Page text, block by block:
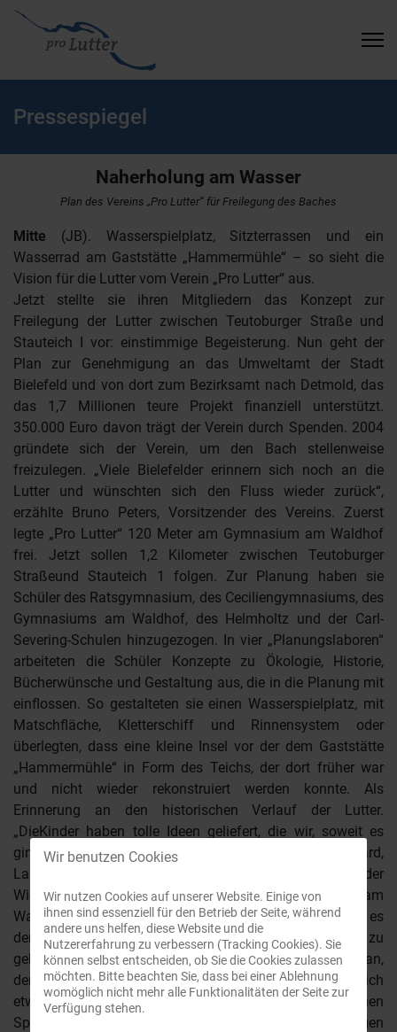
Pressespiegel
Naherholung am Wasser
Plan des Vereins „Pro Lutter“ für Freilegung des Baches
Mitte (JB). Wasserspielplatz, Sitzterrassen und ein
Wasserrad am Gaststätte „Hammermühle“ – so sieht die
Vision für die Lutter vom Verein „Pro Lutter“ aus.
Jetzt stellte sie ihren Mitgliedern das Konzept zur
Freilegung der Lutter zwischen Teutoburger Straße und
Stauteich I vor: einstimmige Begeisterung. Nun geht der
Plan zur Genehmigung an das Umweltamt der Stadt
Bielefeld und von dort zum Bezirksamt nach Detmold, das
das 1,7 Millionen teure Projekt finanziell unterstützt.
350.000 Euro davon trägt der Verein durch Spenden. 2004
gründete sich der Verein, um den Bach stellenweise
freizulegen. „Viele Bielefelder erinnern sich noch an die
Lutter und wünschten sich den Fluss wieder zurück“,
erzählte Bruno Peters, Vorsitzender des Vereins. Zuerst
legte „Pro Lutter“ 120 Meter am Gymnasium am Waldhof
frei. Jetzt sollen 1,2 Kilometer zwischen Teutoburger
Straßeund Stauteich 1 folgen. Zur Planung haben sie
Schüler des Ratsgymnasium, des Ceciliengymnasiums, des
Gymnasiums am Waldhof, des Helmholtz und der Carl-
Severing-Schulen hinzugezogen. In vier „Planungslaboren“
arbeiteten die Schüler Konzepte zu Ökologie, Historie,
Bücherwünsche und Gestaltung aus, die in die Planung mit
einflossen. So gestalteten sie einen Wasserspielplatz, mit
Matschfläche, Kletterschiff und Rinnensystem oder
überlegten, dass eine kleine Insel vor der dem Gaststätte
„Hammermühle“ in Form des Teichs, der dort früher war
und nicht wieder rekonstruiert werden konnte. Als
Erinnerung an den historischen Verlauf der Lutter.
„DieKinder haben tolle Ideen geliefert, die wir, soweit es
ging, übernommen haben“, sagte Kim Richard,
Landschaftsarchitekt. „Wichtig ist uns der
Wiedererkennungs-Effekt zur Lutter am Gymnasium am
Waldhof. So werden wieder viel Natursteine benutzt, die es
den Passanten ermöglichen, direkt ans Wasser zu
gelangen“, erklärte Richard und zeigt auf den langen Plan,
der auf dem Tisch auslag. Auch am Stauteich 1 soll sich
etwas verändern: zwei Terrassen ermöglichen
Spaziergängern den Zugang zum See. Kleine Änderungen
Wir benutzen Cookies
Wir nutzen Cookies auf unserer Website. Einige von
ihnen sind essenziell für den Betrieb der Seite, während
andere uns helfen, diese Website und die
Nutzererfahrung zu verbessern (Tracking Cookies). Sie
können selbst entscheiden, ob Sie die Cookies zulassen
möchten. Bitte beachten Sie, dass bei einer Ablehnung
womöglich nicht mehr alle Funktionalitäten der Seite zur
Verfügung stehen.